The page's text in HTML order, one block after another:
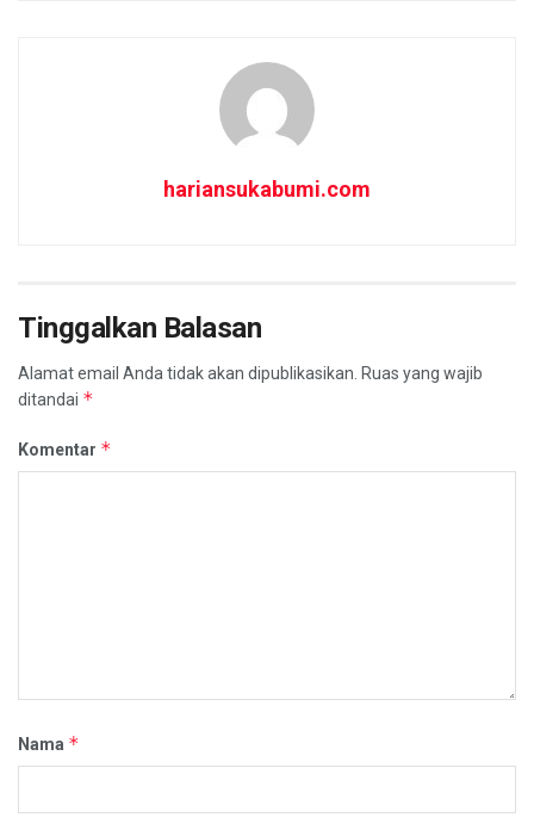
hariansukabumi.com
Tinggalkan Balasan
Alamat email Anda tidak akan dipublikasikan. Ruas yang wajib
ditandai *
Komentar *
Nama *